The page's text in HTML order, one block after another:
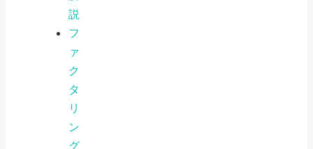
説
フ
ァ
ク
タ
リ
ン
グ